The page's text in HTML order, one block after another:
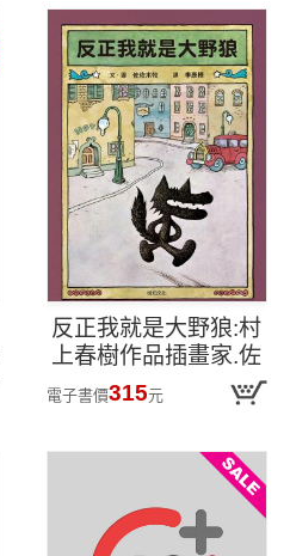
反正我就是大野狼:村
上春樹作品插畫家.佐
佐木牧,出版50年經典
繪本!
電子書價315元